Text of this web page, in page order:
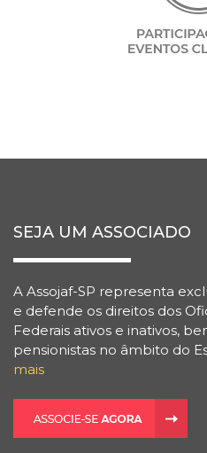
SEJA UM ASSOCIADO
A Assojaf-SP representa
e defende os direitos dos
Federais ativos e inativos,
pensionistas no âmbito do
mais